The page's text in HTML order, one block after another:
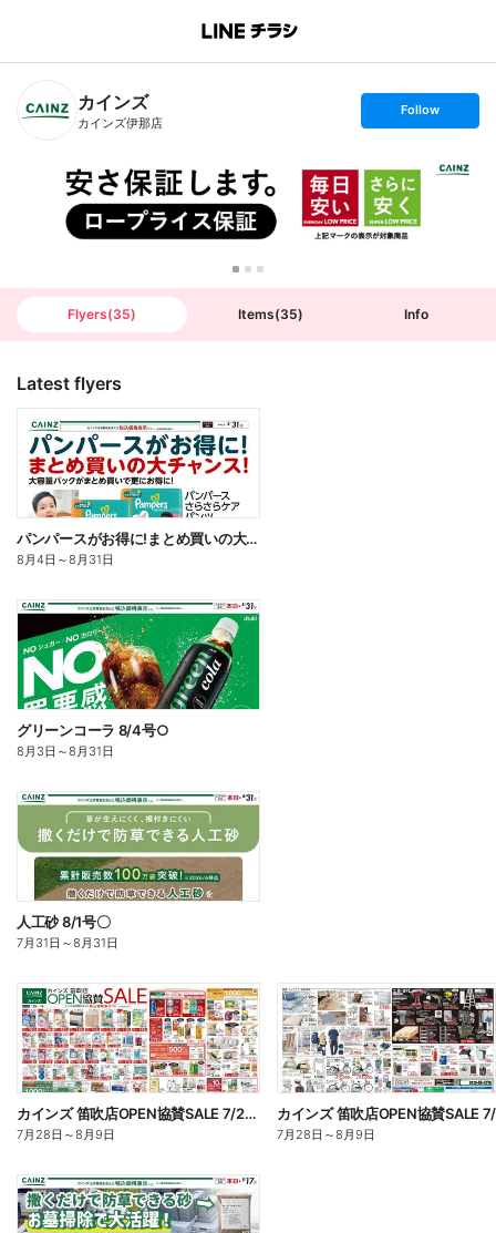
B
n
h
T
カインズ
カインズ伊那店
s
t
l
l
o
w
Follow
Flyers(35) Items(35) Info
Latest flyers
パンパースがお得に!まとめ買いの大チャンス!〇
8月4日 ～8月31日
グリーンコーラ 8/4号○
8月3日 ～8月31日
人工砂 8/1号〇
7月31日 ～8月31日
カインズ 笛吹店OPEN協賛SALE 7/29号
7月28日 ～8月9日 7月28日 ～8月9日